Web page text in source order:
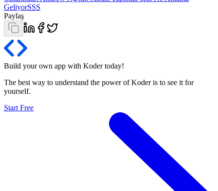
GeliyorSSS
Paylaş
Build your own app with Koder today!
The best way to understand the power of Koder is to see it for
yourself.
Start Free